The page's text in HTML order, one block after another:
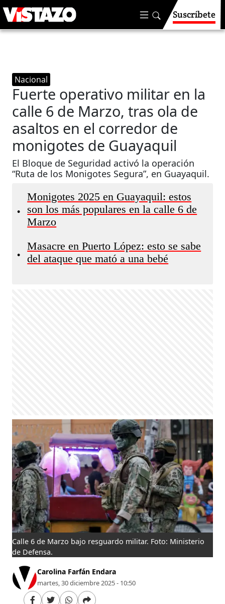
Suscríbete
Nacional
Fuerte operativo militar en la
calle 6 de Marzo, tras ola de
asaltos en el corredor de
monigotes de Guayaquil
El Bloque de Seguridad activó la operación
“Ruta de los Monigotes Segura”, en Guayaquil.
•
Monigotes 2025 en Guayaquil: estos
son los más populares en la calle 6 de
Marzo
•
Masacre en Puerto López: esto se sabe
del ataque que mató a una bebé
Calle 6 de Marzo bajo resguardo militar. Foto: Ministerio
de Defensa.
Carolina Farfán Endara
martes, 30 diciembre 2025 - 10:50